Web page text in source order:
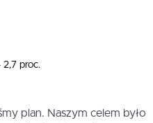
proc.
plan. Naszym celem było